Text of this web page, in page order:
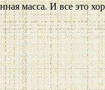
масса. И все это